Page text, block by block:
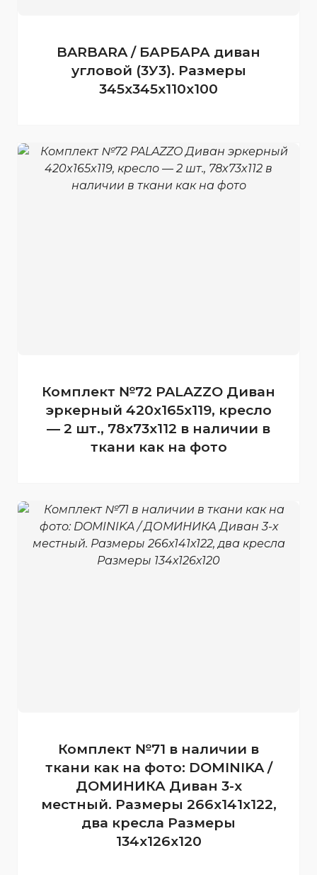
BARBARA / БАРБАРА диван
угловой (3У3). Размеры
345x345x110x100
Комплект №72 PALAZZO Диван
эркерный 420x165x119, кресло
— 2 шт., 78x73x112 в наличии в
ткани как на фото
Комплект №71 в наличии в
ткани как на фото: DOMINIKA /
ДОМИНИКА Диван 3-х
местный. Размеры 266х141х122,
два кресла Размеры
134х126х120